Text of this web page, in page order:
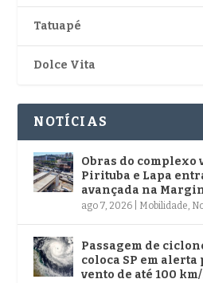
Tatuapé
Dolce Vita
NOTÍCIAS
Obras do
Pirituba e Lapa
avançada na
ago 7, 2026 Mobilidade,
Passagem de
coloca SP em alerta
vento de até 100